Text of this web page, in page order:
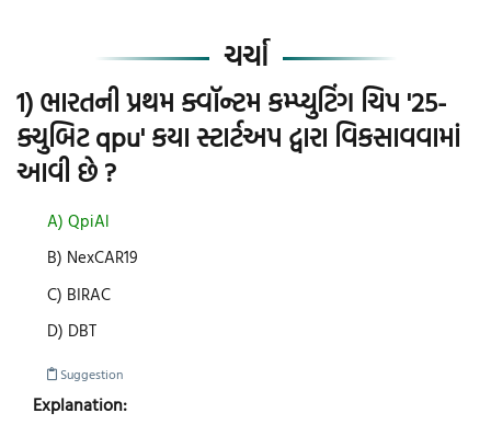
ચર્ચા
1) ભારતની પ્રથમ ક્વૉન્ટમ કમ્પ્યુટિંગ ચિપ '25-
ક્યુબિટ qpu' કયા સ્ટાર્ટઅપ દ્વારા વિકસાવવામાં
આવી છે ?
A) QpiAl
B) NexCAR19
C) BIRAC
D) DBT
Suggestion
Explanation: